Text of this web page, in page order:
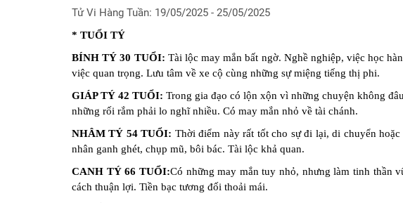
Tử Vi Hàng Tuần: 19/05/2025 - 25/05/2025
* TUỔI TÝ
BÍNH TÝ 30 TUỔI: Tài lộc may mắn bất ngờ. Nghề nghiệp, việc học
việc quan trọng. Lưu tâm về xe cộ cùng những sự miệng tiếng thị phi.
GIÁP TÝ 42 TUỔI:Trong gia đạo có lộn xộn vì những chuyện không
những rối rắm phải lo nghĩ nhiều. Có may mắn nhỏ về tài chánh.
NHÂM TÝ 54 TUỔI: Thời điểm này rất tốt cho sự đi lại, di chuyển
nhân ganh ghét, chụp mũ, bôi bác. Tài lộc khả quan.
CANH TÝ 66 TUỔI:Có những may mắn tuy nhỏ, nhưng làm tinh thần
cách thuận lợi. Tiền bạc tương đối thoải mái.